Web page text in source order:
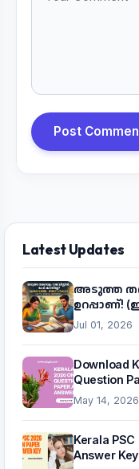
Post
Latest Updates
അടുത്ത
ഉറപ്പാണ്!
Jul 01, 2026
Download
Question
May 14, 2026
Kerala
Answer